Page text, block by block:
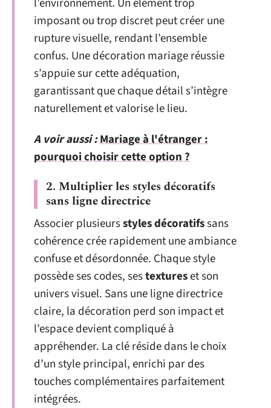
imposant ou trop discret peut créer une
rupture visuelle, rendant l’ensemble
confus. Une décoration mariage réussie
s’appuie sur cette adéquation,
garantissant que chaque détail s’intègre
naturellement et valorise le lieu.
A voir aussi :Mariage à l'étranger :
pourquoi choisir cette option ?
2. Multiplier les styles décoratifs
sans ligne directrice
Associer plusieursstyles décoratifssans
cohérence crée rapidement une ambiance
confuse et désordonnée. Chaque style
possède ses codes, sestextureset son
univers visuel. Sans une ligne directrice
claire, la décoration perd son impact et
l’espace devient compliqué à
appréhender. La clé réside dans le choix
d’un style principal, enrichi par des
touches complémentaires parfaitement
intégrées.